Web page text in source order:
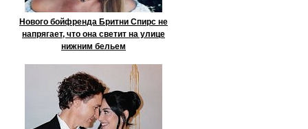
Нового бойфренда Бритни Спирс не
напрягает, что она светит на улице
нижним бельем